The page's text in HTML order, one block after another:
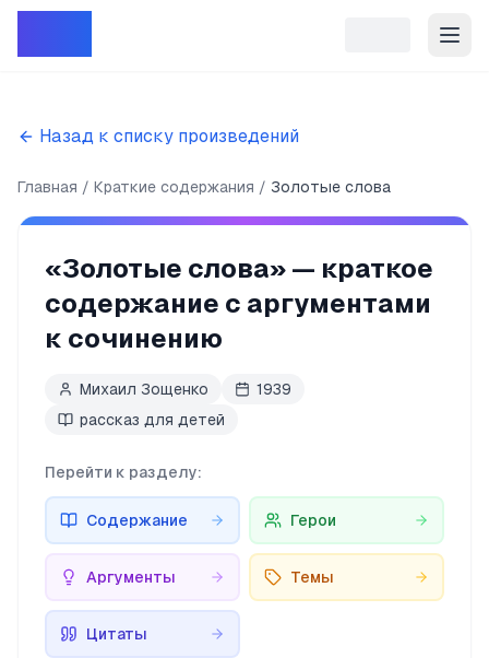
Назад к списку произведений
Главная Краткие содержания Золотые слова
«Золотые слова» — краткое
содержание с аргументами
к сочинению
Михаил Зощенко
1939
рассказ для детей
Перейти к разделу:
Содержание Герои
Аргументы Темы
Цитаты